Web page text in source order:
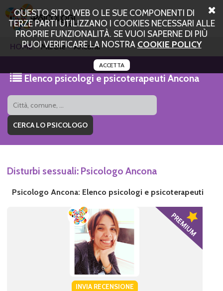
QUESTO SITO WEB O LE SUE COMPONENTI DI
TERZE PARTI UTILIZZANO I COOKIES NECESSARI ALLE
PROPRIE FUNZIONALITÀ. SE VUOI SAPERNE DI PIÙ
PUOI VERIFICARE LA NOSTRA COOKIE POLICY
ACCETTA
HOME Marche Ancona
Elenco psicologi e psicoterapeuti Ancona
Disturbi sessuali: Psicologo Ancona
Psicologo Ancona: Elenco psicologi e psicoterapeuti
INVIA RECENSIONE